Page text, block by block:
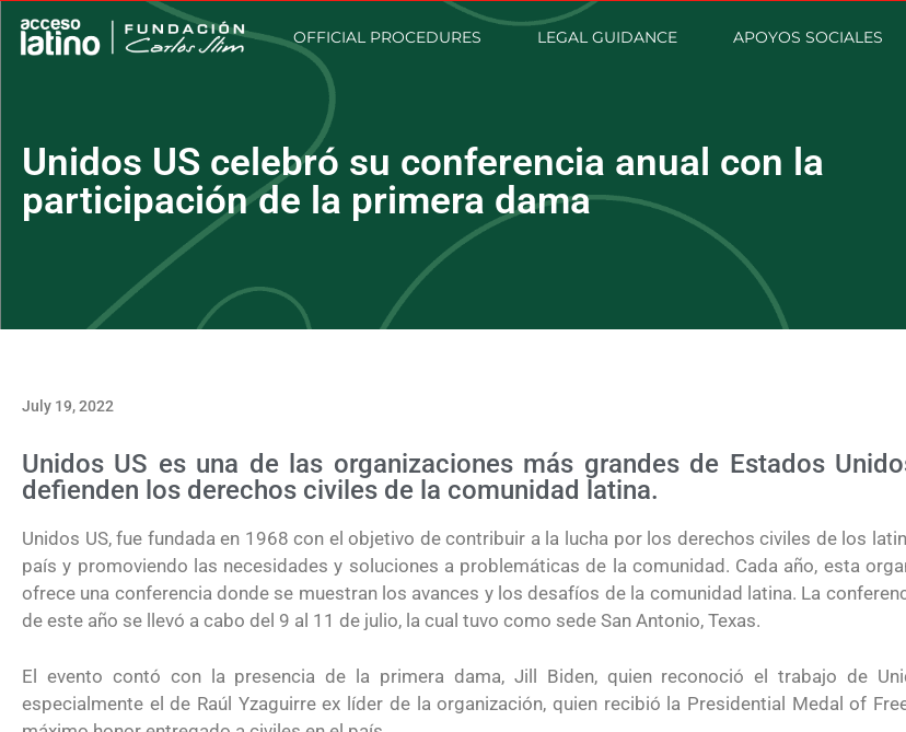
OFFICIAL PROCEDURES LEGAL GUIDANCE APOYOS SOCIALES
Unidos US celebró su conferencia anual con la
participación de la primera dama
July 19, 2022
Unidos US es una de las organizaciones más grandes de Estados
defienden los derechos civiles de la comunidad latina.
Unidos US, fue fundada en 1968 con el objetivo de contribuir a la lucha por los derechos civiles de los
país y promoviendo las necesidades y soluciones a problemáticas de la comunidad. Cada año, esta
ofrece una conferencia donde se muestran los avances y los desafíos de la comunidad latina. La
de este año se llevó a cabo del 9 al 11 de julio, la cual tuvo como sede San Antonio, Texas.
El evento contó con la presencia de la primera dama, Jill Biden, quien reconoció el trabajo de
especialmente el de Raúl Yzaguirre ex líder de la organización, quien recibió la Presidential Medal of